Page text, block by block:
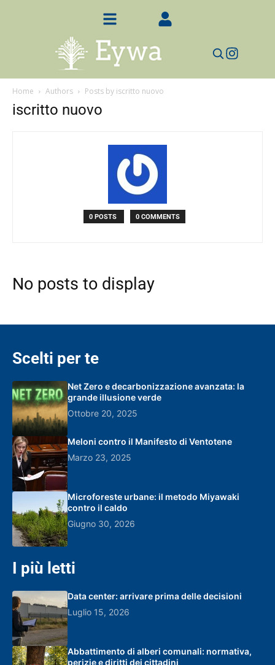
Home Authors Posts by iscritto nuovo
iscritto nuovo
0 POSTS 0 COMMENTS
No posts to display
Scelti per te
Net Zero e decarbonizzazione avanzata: la
grande illusione verde
Ottobre 20, 2025
Meloni contro il Manifesto di Ventotene
Marzo 23, 2025
Microforeste urbane: il metodo Miyawaki
contro il caldo
Giugno 30, 2026
I più letti
Data center: arrivare prima delle decisioni
Luglio 15, 2026
Abbattimento di alberi comunali: normativa,
perizie e diritti dei cittadini